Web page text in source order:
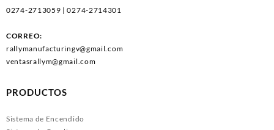
0274-2713059 | 0274-2714301
CORREO:
rallymanufacturingv@gmail.com
ventasrallym@gmail.com
PRODUCTOS
Sistema de Encendido